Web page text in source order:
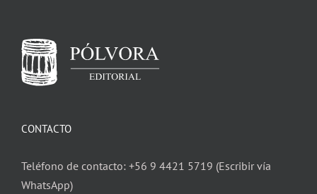
CONTACTO
Teléfono de contacto: +56 9 4421 5719 (Escribir vía
WhatsApp)